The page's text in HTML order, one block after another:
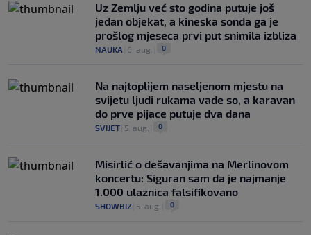
Uz Zemlju već sto godina putuje još
jedan objekat, a kineska sonda ga je
prošlog mjeseca prvi put snimila izbliza
NAUKA 6. aug. 0
Na najtoplijem naseljenom mjestu na
svijetu ljudi rukama vade so, a karavan
do prve pijace putuje dva dana
SVIJET 5. aug. 0
Misirlić o dešavanjima na Merlinovom
koncertu: Siguran sam da je najmanje
1.000 ulaznica falsifikovano
SHOWBIZ 5. aug. 0